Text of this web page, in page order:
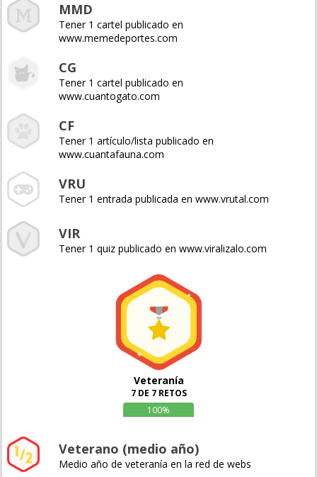
MMD
Tener 1 cartel publicado en
www.memedeportes.com
CG
Tener 1 cartel publicado en
www.cuantogato.com
CF
Tener 1 artículo/lista publicado en
www.cuantafauna.com
VRU
Tener 1 entrada publicada en www.vrutal.com
VIR
Tener 1 quiz publicado en www.viralizalo.com
Veteranía
7 DE 7 RETOS
100%
Veterano (medio año)
Medio año de veteranía en la red de webs